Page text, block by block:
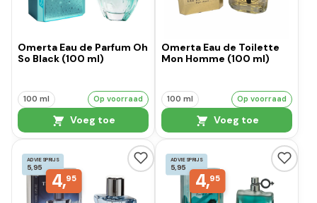
Omerta Eau de Parfum Oh
So Black (100 ml)
100 ml Op voorraad
Voeg toe
Omerta Eau de Toilette
Mon Homme (100 ml)
100 ml Op voorraad
Voeg toe
ADVIESPRIJS
5,95
4,95
ADVIESPRIJS
5,95
4,95